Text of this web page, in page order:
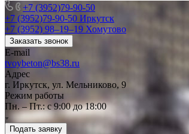
+7 (3952)79-90-50
+7 (3952)79-90-50 Иркутск
+7 (3952) 98‒19‒19 Хомутово
Заказать звонок
E-mail
tvoybeton@bs38.ru
Адрес
г. Иркутск, ул. Мельниково, 9
Режим работы
Пн. – Пт.: с 9:00 до 18:00
Подать заявку